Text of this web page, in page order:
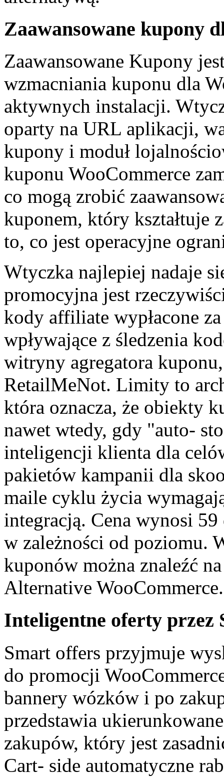
Zaawansowane kupony
Zaawansowane Kupony
wzmacniania kuponu dla
aktywnych instalacji.
oparty na URL aplikacji,
kupony i moduł
kuponu WooCommerce
co mogą zrobić
kuponem, który kształtuje
to, co jest operacyjne
Wtyczka najlepiej nadaje
promocyjna jest
kody affiliate wypłacone
wpływające z śledzenia
witryny agregatora
RetailMeNot. Limity to
która oznacza, że obiekty
nawet wtedy, gdy "auto-
inteligencji klienta dla
pakietów kampanii dla
maile cyklu życia
integracją. Cena wynosi
w zależności od poziomu.
kuponów można znaleźć
Alternative WooCommerce.
Inteligentne oferty przez
Smart offers przyjmuje
do promocji
bannery wózków i po
przedstawia
zakupów, który jest
Cart- side automatyczne